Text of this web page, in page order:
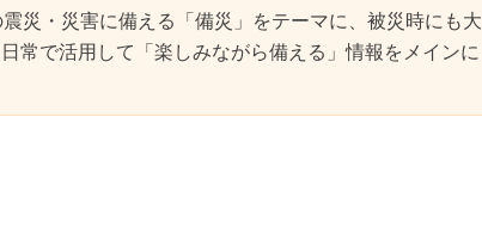
災・災害に備える「備災」をテーマに、被災時にも大
常で活用して「楽しみながら備える」情報をメインに